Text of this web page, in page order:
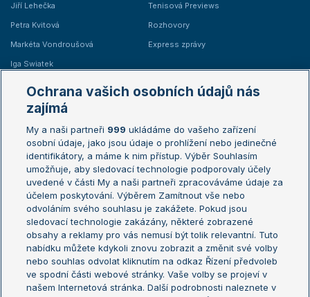
Jiří Lehečka
Petra Kvitová
Markéta Vondroušová
Iga Swiatek
Tenisová Previews
Rozhovory
Express zprávy
Žebříčky
Žebříček ATP (muži)
Žebříček WTA (ženy)
Sázkařský žebříček
Australian Open
French Open
Wimbledon
US Open
Turnaj mistrů
Turnaj mistryň
Aktualní trendy
Fotbalové přestupy
Livesport Daily
Ochrana vašich osobních údajů nás
zajímá
My a naši partneři 999 ukládáme do vašeho zařízení
osobní údaje, jako jsou údaje o prohlížení nebo jedinečné
identifikátory, a máme k nim přístup. Výběr Souhlasím
umožňuje, aby sledovací technologie podporovaly účely
uvedené v části My a naši partneři zpracováváme údaje za
účelem poskytování. Výběrem Zamítnout vše nebo
odvoláním svého souhlasu je zakážete. Pokud jsou
sledovací technologie zakázány, některé zobrazené
obsahy a reklamy pro vás nemusí být tolik relevantní. Tuto
nabídku můžete kdykoli znovu zobrazit a změnit své volby
nebo souhlas odvolat kliknutím na odkaz Řízení předvoleb
ve spodní části webové stránky. Vaše volby se projeví v
našem Internetová stránka. Další podrobnosti naleznete v